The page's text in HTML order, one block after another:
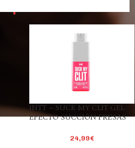
INTT – SUCK MY CLIT GEL
EFECTO SUCCIÓN FRESAS
24,99€